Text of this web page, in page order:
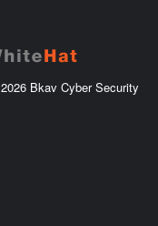
ầ
u
2026 Bkav Cyber Security